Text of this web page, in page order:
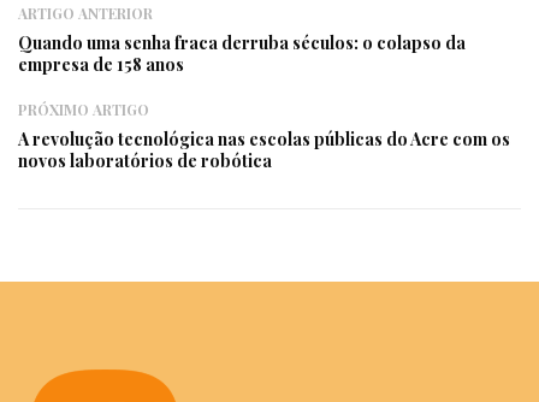
ARTIGO ANTERIOR
Quando uma senha fraca derruba séculos: o colapso da
empresa de 158 anos
PRÓXIMO ARTIGO
A revolução tecnológica nas escolas públicas do Acre com os
novos laboratórios de robótica